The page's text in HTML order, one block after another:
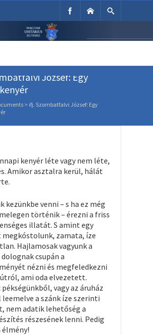
Egyház
József: Egy
> ifj. Szombatfalvi József: Egy
kenyér léte vagy nem léte,
Amikor asztalra kerül, hálát
kezünkbe venni – s ha ez még
történik – érezni a friss
illatát. S amint egy
zamata, íze
Hajlamosak vagyunk a
csupán a
nézni és megfeledkezni
ami oda elvezetett.
pékségünkből, vagy az áruház
a szánk íze szerinti
nem adatik lehetőség a
részesének lenni. Pedig
élmény!